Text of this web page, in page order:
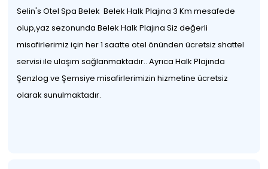
Selin's Otel Spa Belek Belek Halk Plajına 3 Km mesafede
olup,yaz sezonunda Belek Halk Plajına Siz değerli
misafirlerimiz için her 1 saatte otel önünden ücretsiz shattel
servisi ile ulaşım sağlanmaktadır.. Ayrıca Halk Plajında
Şenzlog ve Şemsiye misafirlerimizin hizmetine ücretsiz
olarak sunulmaktadır.